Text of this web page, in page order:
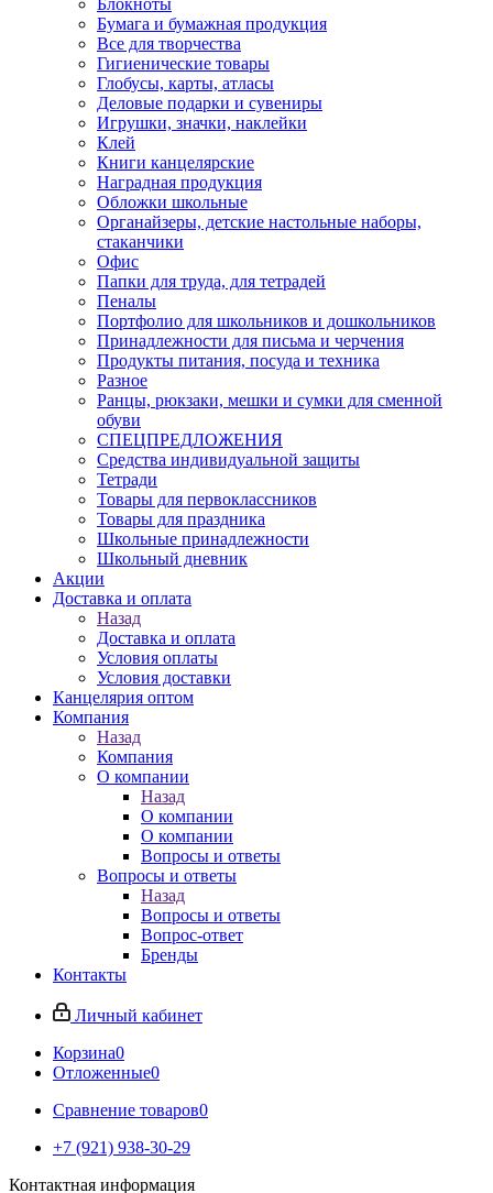
Бумага и бумажная продукция
Все для творчества
Гигиенические товары
Глобусы, карты, атласы
Деловые подарки и сувениры
Игрушки, значки, наклейки
Клей
Книги канцелярские
Наградная продукция
Обложки школьные
Органайзеры, детские настольные наборы,
стаканчики
Офис
Папки для труда, для тетрадей
Пеналы
Портфолио для школьников и дошкольников
Принадлежности для письма и черчения
Продукты питания, посуда и техника
Разное
Ранцы, рюкзаки, мешки и сумки для сменной
обуви
СПЕЦПРЕДЛОЖЕНИЯ
Средства индивидуальной защиты
Тетради
Товары для первоклассников
Товары для праздника
Школьные принадлежности
Школьный дневник
Акции
Доставка и оплата
Назад
Доставка и оплата
Условия оплаты
Условия доставки
Канцелярия оптом
Компания
Назад
Компания
О компании
Назад
О компании
О компании
Вопросы и ответы
Вопросы и ответы
Назад
Вопросы и ответы
Вопрос-ответ
Бренды
Контакты
Личный кабинет
Корзина0
Отложенные0
Сравнение товаров0
+7 (921) 938-30-29
Контактная информация